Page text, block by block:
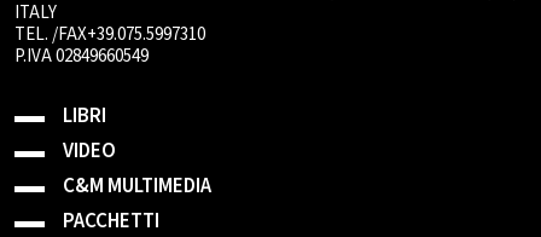
ITALY
TEL. /FAX+39.075.5997310
P.IVA 02849660549
LIBRI
VIDEO
C&M MULTIMEDIA
PACCHETTI